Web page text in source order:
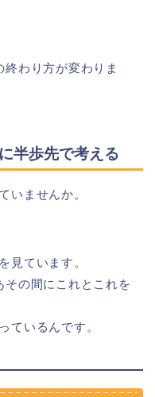
わり方が変わりま
半歩先で考える
いませんか。
見ています。
その間にこれとこれを
ているんです。